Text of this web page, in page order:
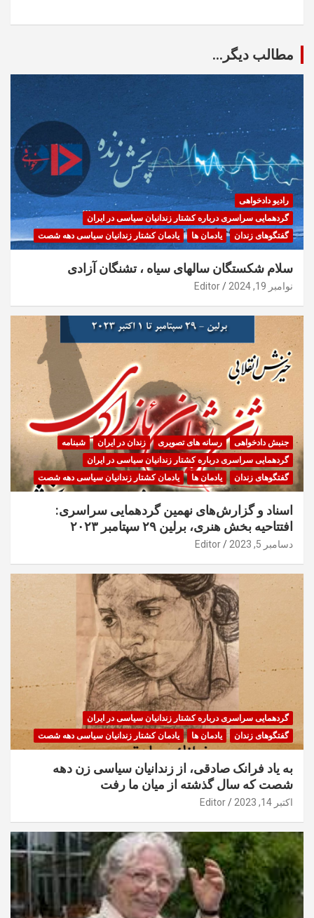
مطالب دیگر...
رادیو دادخواهی
گردهمایی سراسری درباره کشتار زندانیان سیاسی در ایران
گفتگوهای زندان
یادمان ها یادمان کشتار زندانیان سیاسی دهه شصت
سلام شکستگان سالهای سیاه ، تشنگان آزادی
نوامبر 19, 2024 Editor
جنبش دادخواهی رسانه های تصویری زندان در ایران
شبنامه
گردهمایی سراسری درباره کشتار زندانیان سیاسی در ایران
گفتگوهای زندان
یادمان ها یادمان کشتار زندانیان سیاسی دهه شصت
اسناد و گزارش‌های نهمین گردهمایی سراسری:
افتتاحیه بخش هنری، برلین ۲۹ سپتامبر ۲۰۲۳
دسامبر 5, 2023 Editor
گردهمایی سراسری درباره کشتار زندانیان سیاسی در ایران
گفتگوهای زندان
یادمان ها یادمان کشتار زندانیان سیاسی دهه شصت
به یاد فرانک صادقی، از زندانیان سیاسی زن دهه
شصت که سال گذشته از میان ما رفت
اکتبر 14, 2023 Editor